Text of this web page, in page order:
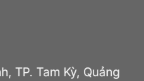
TP. Tam Kỳ, Quảng